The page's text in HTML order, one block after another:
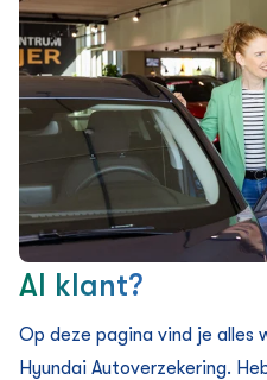
Al klant?
Op deze pagina vind je alles
Hyundai Auto­verzekering.